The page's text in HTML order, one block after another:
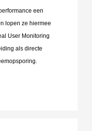
een
lopen ze hiermee
User Monitoring
als directe
een integraal